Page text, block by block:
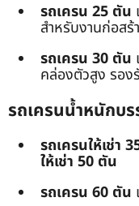
รถเครน 25 ตัน
สำหรับงานก่อส
รถเครน 30 ตัน
คล่องตัวสูง รอ
รถเครนน้ำหนักบ
รถเครนให้เช่า
ให้เช่า 50 ตัน
รถเครน 60 ตัน